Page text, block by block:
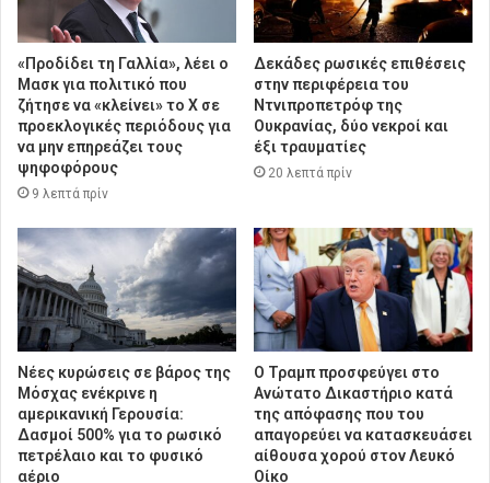
«Προδίδει τη Γαλλία», λέει ο
Μασκ για πολιτικό που
ζήτησε να «κλείνει» το X σε
προεκλογικές περιόδους για
να μην επηρεάζει τους
ψηφοφόρους
9 λεπτά πρίν
Δεκάδες ρωσικές επιθέσεις
στην περιφέρεια του
Ντνιπροπετρόφ της
Ουκρανίας, δύο νεκροί και
έξι τραυματίες
20 λεπτά πρίν
Νέες κυρώσεις σε βάρος της
Μόσχας ενέκρινε η
αμερικανική Γερουσία:
Δασμοί 500% για το ρωσικό
πετρέλαιο και το φυσικό
αέριο
Ο Τραμπ προσφεύγει στο
Ανώτατο Δικαστήριο κατά
της απόφασης που του
απαγορεύει να κατασκευάσει
αίθουσα χορού στον Λευκό
Οίκο